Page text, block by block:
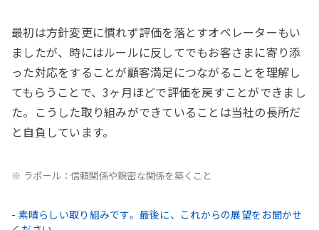
最初は方針変更に慣れず評価を落とすオペレーターもい
ましたが、時にはルールに反してでもお客さまに寄り添
った対応をすることが顧客満足につながることを理解し
てもらうことで、3ヶ月ほどで評価を戻すことができまし
た。こうした取り組みができていることは当社の長所だ
と自負しています。
※ ラポール：信頼関係や親密な関係を築くこと
- 素晴らしい取り組みです。最後に、これからの展望をお聞かせ